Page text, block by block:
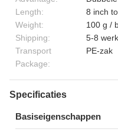
Length:
8 inch
Weight:
100 g /
Shipping:
5-8
Transport
Package:
PE-zak
Specificaties
Basiseigenschappen